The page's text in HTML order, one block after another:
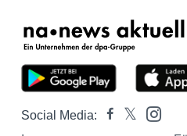
Social Media: